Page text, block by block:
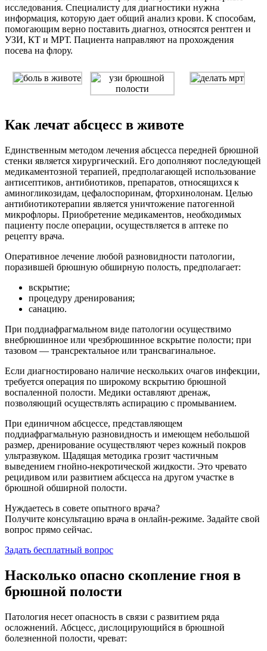
исследования. Специалисту для диагностики нужна
информация, которую дает общий анализ крови. К способам,
помогающим верно поставить диагноз, относятся рентген и
УЗИ, КТ и МРТ. Пациента направляют на прохождения
посева на флору.
Как лечат абсцесс в животе
Единственным методом лечения абсцесса передней брюшной
стенки является хирургический. Его дополняют последующей
медикаментозной терапией, предполагающей использование
антисептиков, антибиотиков, препаратов, относящихся к
аминогликозидам, цефалоспоринам, фторхинолонам. Целью
антибиотикотерапии является уничтожение патогенной
микрофлоры. Приобретение медикаментов, необходимых
пациенту после операции, осуществляется в аптеке по
рецепту врача.
Оперативное лечение любой разновидности патологии,
поразившей брюшную обширную полость, предполагает:
вскрытие;
процедуру дренирования;
санацию.
При поддиафрагмальном виде патологии осуществимо
внебрюшинное или чрезбрюшинное вскрытие полости; при
тазовом — трансректальное или трансвагинальное.
Если диагностировано наличие нескольких очагов инфекции,
требуется операция по широкому вскрытию брюшной
воспаленной полости. Медики оставляют дренаж,
позволяющий осуществлять аспирацию с промыванием.
При единичном абсцессе, представляющем
поддиафрагмальную разновидность и имеющем небольшой
размер, дренирование осуществляют через кожный покров
ультразвуком. Щадящая методика грозит частичным
выведением гнойно-некротической жидкости. Это чревато
рецидивом или развитием абсцесса на другом участке в
брюшной обширной полости.
Нуждаетесь в совете опытного врача?
Получите консультацию врача в онлайн-режиме. Задайте свой
вопрос прямо сейчас.
Задать бесплатный вопрос
Насколько опасно скопление гноя в
брюшной полости
Патология несет опасность в связи с развитием ряда
осложнений. Абсцесс, дислоцирующийся в брюшной
болезненной полости, чреват: